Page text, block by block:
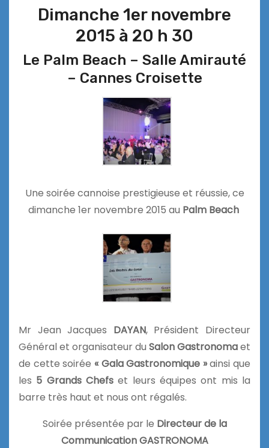
Dimanche 1er novembre
2015 à 20 h 30
Le Palm Beach – Salle Amirauté
– Cannes Croisette
Une soirée cannoise prestigieuse et réussie, ce
dimanche 1er novembre 2015 au Palm Beach
Mr Jean Jacques DAYAN, Président Directeur
Général et organisateur du Salon Gastronomaet
de cette soirée « Gala Gastronomique »ainsi que
les 5 Grands Chefs et leurs équipes ont mis la
barre très haut et nous ont régalés.
Soirée présentée par le Directeur de la
Communication GASTRONOMA